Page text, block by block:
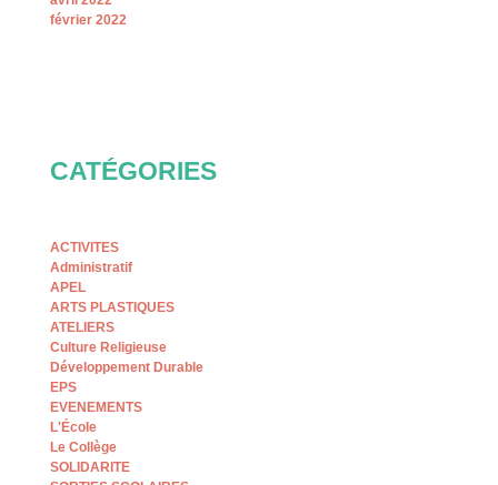
février 2022
CATÉGORIES
ACTIVITES
Administratif
APEL
ARTS PLASTIQUES
ATELIERS
Culture Religieuse
Développement Durable
EPS
EVENEMENTS
L'École
Le Collège
SOLIDARITE